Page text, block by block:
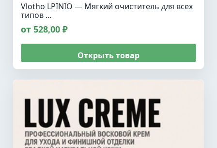
Vlotho LPINIO — Мягкий очиститель для всех
типов …
от 528,00 ₽
Открыть товар